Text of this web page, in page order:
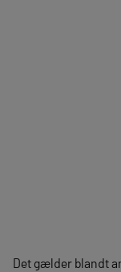
Det gælder blandt